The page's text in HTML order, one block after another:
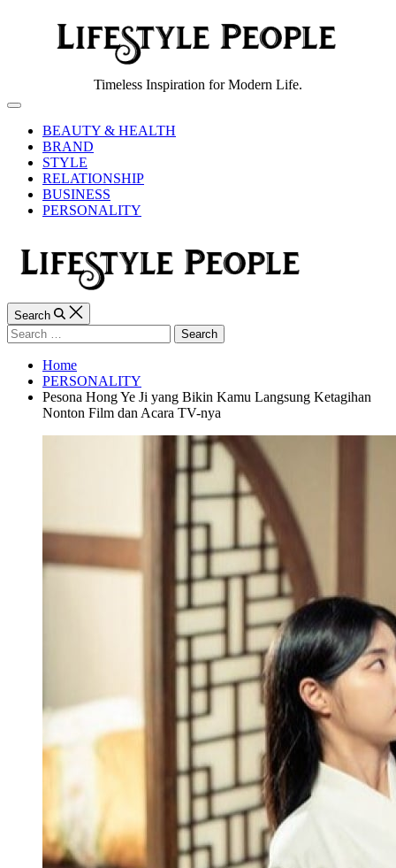
People
Timeless Inspiration for Modern Life.
Off
CanvasBEAUTY & HEALTH
BRAND
STYLE
RELATIONSHIP
BUSINESS
PERSONALITY
Search
Search
for:
Home
PERSONALITY
Pesona Hong Ye Ji yang Bikin Kamu Langsung Ketagihan
Nonton Film dan Acara TV-nya